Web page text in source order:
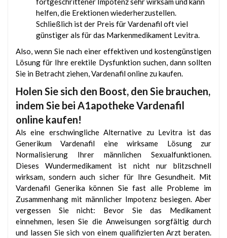
helfen, die Erektionen wiederherzustellen.
Schließlich ist der Preis für Vardenafil oft viel
günstiger als für das Markenmedikament Levitra.
Also, wenn Sie nach einer effektiven und kostengünstigen
Lösung für Ihre erektile Dysfunktion suchen, dann sollten
Sie in Betracht ziehen, Vardenafil online zu kaufen.
Holen Sie sich den Boost, den Sie brauchen,
indem Sie bei A1apotheke Vardenafil
online kaufen!
Als eine erschwingliche Alternative zu Levitra ist das
Generikum Vardenafil eine wirksame Lösung zur
Normalisierung Ihrer männlichen Sexualfunktionen.
Dieses Wundermedikament ist nicht nur blitzschnell
wirksam, sondern auch sicher für Ihre Gesundheit. Mit
Vardenafil Generika können Sie fast alle Probleme im
Zusammenhang mit männlicher Impotenz besiegen. Aber
vergessen Sie nicht: Bevor Sie das Medikament
einnehmen, lesen Sie die Anweisungen sorgfältig durch
und lassen Sie sich von einem qualifizierten Arzt beraten.